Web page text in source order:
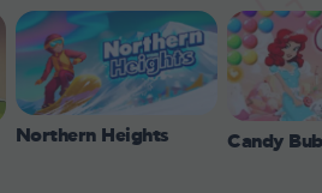
Northern Heights Candy